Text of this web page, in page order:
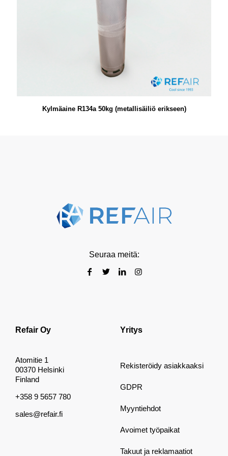
Kylmäaine R134a 50kg (metallisäiliö erikseen)
Seuraa meitä:
Refair Oy
Atomitie 1
00370 Helsinki
Finland
+358 9 5657 780
sales@refair.fi
Yritys
Rekisteröidy asiakkaaksi
GDPR
Myyntiehdot
Avoimet työpaikat
Takuut ja reklamaatiot